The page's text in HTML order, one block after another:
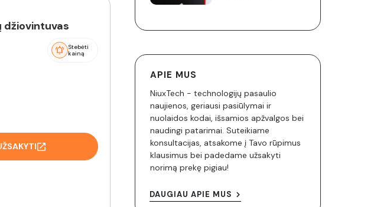
džiovintuvas
Stebėti
kainą
APIE MUS
NiuxTech - technologijų pasaulio
naujienos, geriausi pasiūlymai ir
nuolaidos kodai, išsamios apžvalgos bei
naudingi patarimai. Suteikiame
konsultacijas, atsakome į Tavo rūpimus
klausimus bei padedame užsakyti
norimą prekę pigiau!
DAUGIAU APIE MUS